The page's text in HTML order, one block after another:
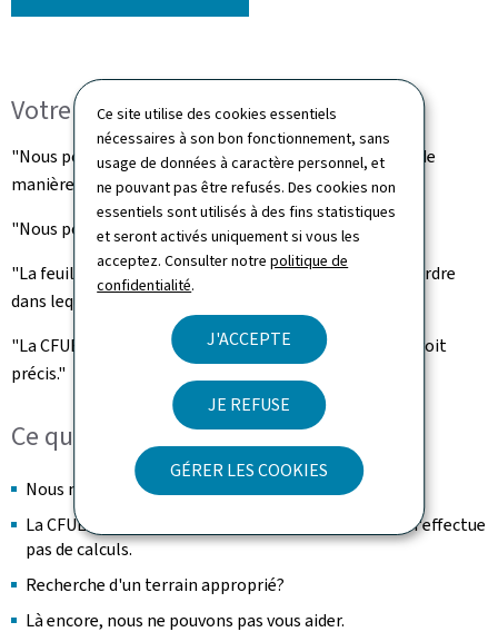
Ce site utilise des cookies essentiels
nécessaires à son bon fonctionnement, sans
usage de données à caractère personnel, et
ne pouvant pas être refusés. Des cookies non
essentiels sont utilisés à des fins statistiques
et seront activés uniquement si vous les
acceptez. Consulter notrepolitique de
confidentialité.
J'ACCEPTE
JE REFUSE
GÉRER LES COOKIES
Votre avantage
"Nous pouvons désormais gérer les exigences légales de
manière beaucoup plus efficace."
"Nous pouvons évaluer les risques."
"La feuille de route indique les différentes tâches et l'ordre
dans lequel les initier."
"La CFUE nous aide lorsqu'il y a des difficultés à un endroit
précis."
Ce que nous ne faisons pas
Nous ne remplaçons pas un bureau d'études!
La CFUE n'établit pas de plans d'aménagement et n'effectue
pas de calculs.
Recherche d'un terrain approprié?
Là encore, nous ne pouvons pas vous aider.